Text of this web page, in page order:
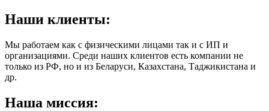
Наши клиенты:
Мы работаем как с физическими лицами так и с ИП и
организациями. Среди наших клиентов есть компании не
только из РФ, но и из Беларуси, Казахстана, Таджикистана и
др.
Наша миссия: